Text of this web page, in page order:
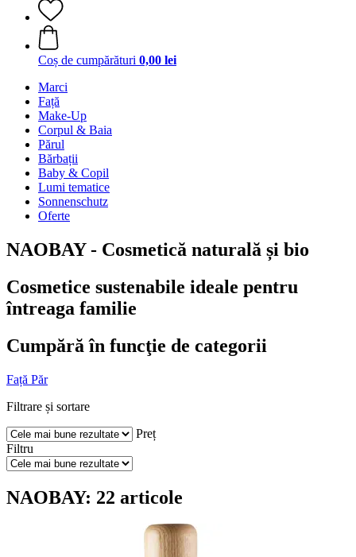
Coș de cumpărături 0,00 lei
Marci
Față
Make-Up
Corpul & Baia
Părul
Bărbații
Baby & Copil
Lumi tematice
Sonnenschutz
Oferte
NAOBAY - Cosmetică naturală și bio
Cosmetice sustenabile ideale pentru
întreaga familie
Cumpără în funcţie de categorii
Față Păr
Filtrare și sortare
Preț
Filtru
NAOBAY: 22 articole